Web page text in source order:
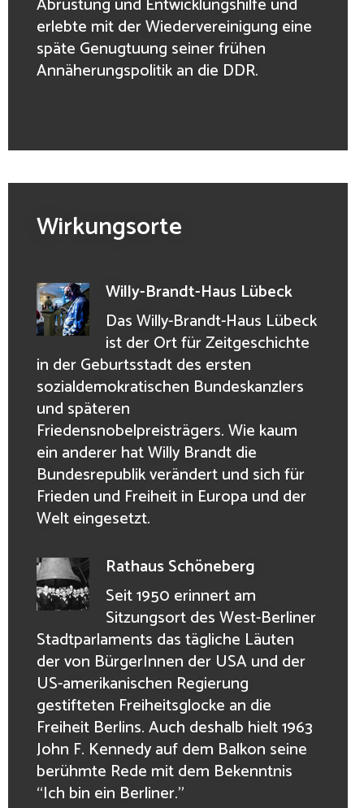
erlebte mit der Wiedervereinigung eine
späte Genugtuung seiner frühen
Annäherungspolitik an die DDR.
Wirkungsorte
Willy-Brandt-Haus Lübeck
Das Willy-Brandt-Haus Lübeck
ist der Ort für Zeitgeschichte
in der Geburtsstadt des ersten
sozialdemokratischen Bundeskanzlers
und späteren
Friedensnobelpreisträgers. Wie kaum
ein anderer hat Willy Brandt die
Bundesrepublik verändert und sich für
Frieden und Freiheit in Europa und der
Welt eingesetzt.
Rathaus Schöneberg
Seit 1950 erinnert am
Sitzungsort des West-Berliner
Stadtparlaments das tägliche Läuten
der von BürgerInnen der USA und der
US-amerikanischen Regierung
gestifteten Freiheitsglocke an die
Freiheit Berlins. Auch deshalb hielt 1963
John F. Kennedy auf dem Balkon seine
berühmte Rede mit dem Bekenntnis
“Ich bin ein Berliner.”